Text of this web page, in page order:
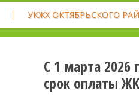
УКЖХ ОКТЯБРЬСКОГО
С 1 марта 2026
срок оплаты